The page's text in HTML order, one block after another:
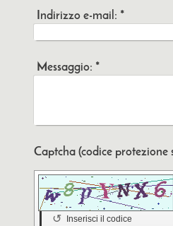
Indirizzo e-mail: *
Messaggio: *
Inserisci il codice
↺